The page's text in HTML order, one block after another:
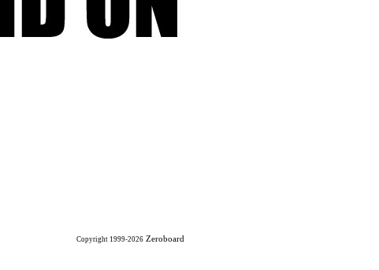
Copyright 1999-2026 Zeroboard